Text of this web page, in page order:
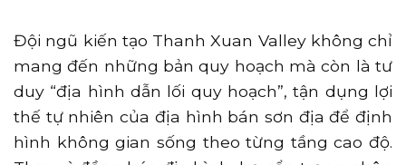
Đội ngũ kiến tạo Thanh Xuan Valley không chỉ
mang đến những bản quy hoạch mà còn là tư
duy “địa hình dẫn lối quy hoạch”, tận dụng lợi
thế tự nhiên của địa hình bán sơn địa để định
hình không gian sống theo từng tầng cao độ.